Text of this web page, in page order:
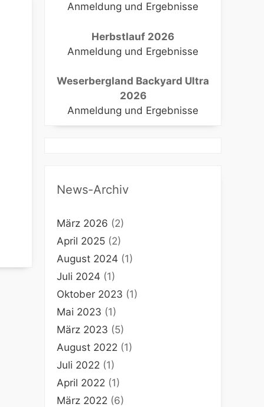
Anmeldung und Ergebnisse
Herbstlauf 2026
Anmeldung und Ergebnisse
Weserbergland Backyard Ultra
2026
Anmeldung und Ergebnisse
News-Archiv
März 2026 (2)
April 2025 (2)
August 2024 (1)
Juli 2024 (1)
Oktober 2023 (1)
Mai 2023 (1)
März 2023 (5)
August 2022 (1)
Juli 2022 (1)
April 2022 (1)
März 2022 (6)